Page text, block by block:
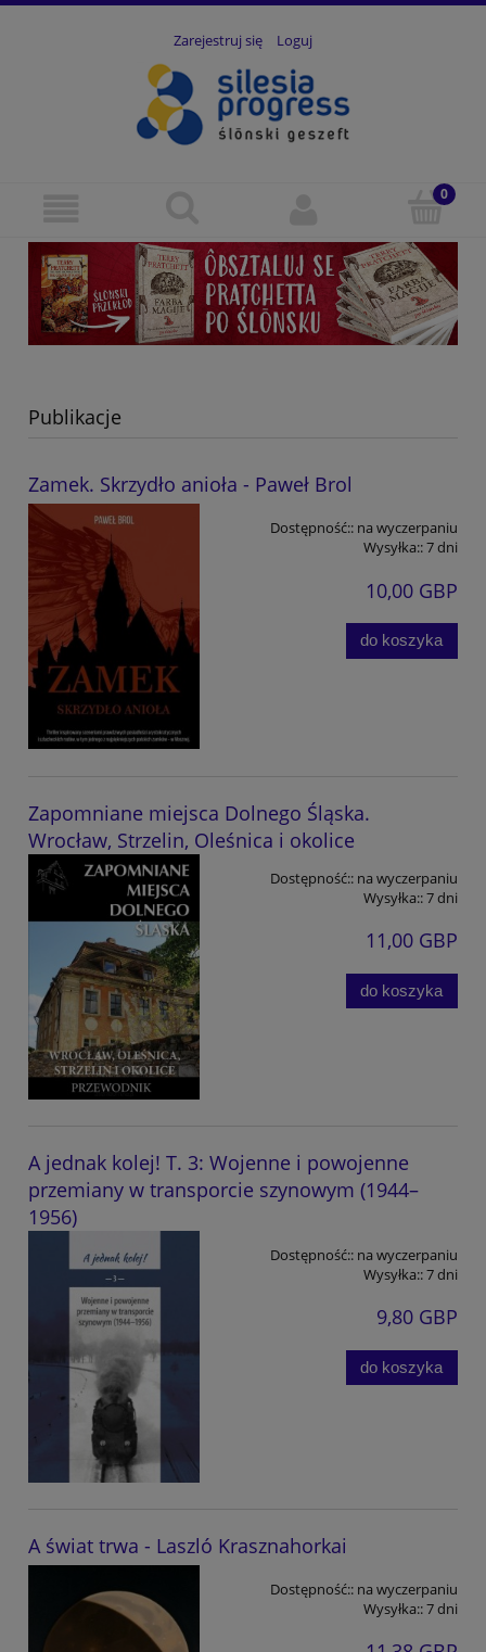
Zarejestruj się Loguj
Publikacje
Zamek. Skrzydło anioła - Paweł Brol
Dostępność:: na wyczerpaniu
Wysyłka::7 dni
10,00 GBP
do koszyka
Zapomniane miejsca Dolnego Śląska.
Wrocław, Strzelin, Oleśnica i okolice
Dostępność:: na wyczerpaniu
Wysyłka::7 dni
11,00 GBP
do koszyka
A jednak kolej! T. 3: Wojenne i powojenne
przemiany w transporcie szynowym (1944–
1956)
Dostępność:: na wyczerpaniu
Wysyłka::7 dni
9,80 GBP
do koszyka
A świat trwa - Laszló Krasznahorkai
Dostępność:: na wyczerpaniu
Wysyłka::7 dni